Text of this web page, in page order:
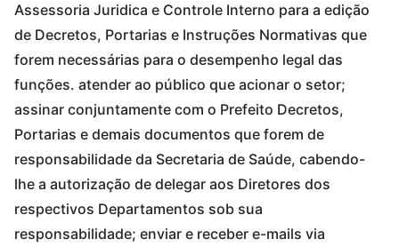
Assessoria Juridica e Controle Interno para a edição
de Decretos, Portarias e Instruções Normativas que
forem necessárias para o desempenho legal das
funções. atender ao público que acionar o setor;
assinar conjuntamente com o Prefeito Decretos,
Portarias e demais documentos que forem de
responsabilidade da Secretaria de Saúde, cabendo-
lhe a autorização de delegar aos Diretores dos
respectivos Departamentos sob sua
responsabilidade; enviar e receber e-mails via